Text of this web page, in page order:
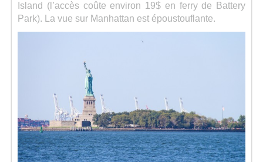
Island (l’accès coûte environ 19$ en ferry de Battery
Park). La vue sur Manhattan est époustouflante.